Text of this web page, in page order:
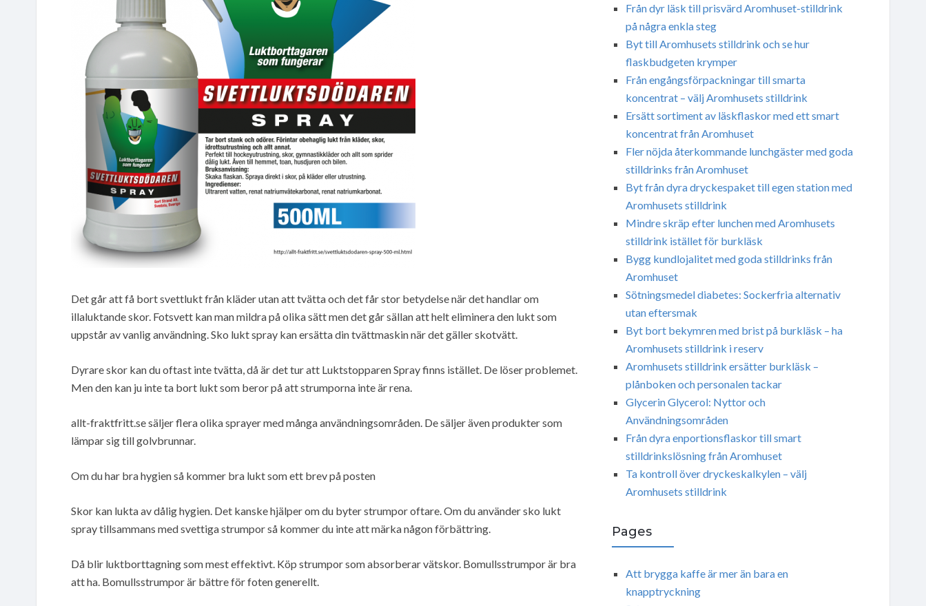
Det går att få bort svettlukt från kläder utan att tvätta och det får stor betydelse när det handlar om
illaluktande skor. Fotsvett kan man mildra på olika sätt men det går sällan att helt eliminera den lukt som
uppstår av vanlig användning. Sko lukt spray kan ersätta din tvättmaskin när det gäller skotvätt.
Dyrare skor kan du oftast inte tvätta, då är det tur att Luktstopparen Spray finns istället. De löser problemet.
Men den kan ju inte ta bort lukt som beror på att strumporna inte är rena.
allt-fraktfritt.se säljer flera olika sprayer med många användningsområden. De säljer även produkter som
lämpar sig till golvbrunnar.
Om du har bra hygien så kommer bra lukt som ett brev på posten
Skor kan lukta av dålig hygien. Det kanske hjälper om du byter strumpor oftare. Om du använder sko lukt
spray tillsammans med svettiga strumpor så kommer du inte att märka någon förbättring.
Då blir luktborttagning som mest effektivt. Köp strumpor som absorberar vätskor. Bomullsstrumpor är bra
att ha. Bomullsstrumpor är bättre för foten generellt.
Från dyr läsk till prisvärd Aromhuset-stilldrink
på några enkla steg
Byt till Aromhusets stilldrink och se hur
flaskbudgeten krymper
Från engångsförpackningar till smarta
koncentrat – välj Aromhusets stilldrink
Ersätt sortiment av läskflaskor med ett smart
koncentrat från Aromhuset
Fler nöjda återkommande lunchgäster med goda
stilldrinks från Aromhuset
Byt från dyra dryckespaket till egen station med
Aromhusets stilldrink
Mindre skräp efter lunchen med Aromhusets
stilldrink istället för burkläsk
Bygg kundlojalitet med goda stilldrinks från
Aromhuset
Sötningsmedel diabetes: Sockerfria alternativ
utan eftersmak
Byt bort bekymren med brist på burkläsk – ha
Aromhusets stilldrink i reserv
Aromhusets stilldrink ersätter burkläsk –
plånboken och personalen tackar
Glycerin Glycerol: Nyttor och
Användningsområden
Från dyra enportionsflaskor till smart
stilldrinkslösning från Aromhuset
Ta kontroll över dryckeskalkylen – välj
Aromhusets stilldrink
Pages
Att brygga kaffe är mer än bara en
knapptryckning